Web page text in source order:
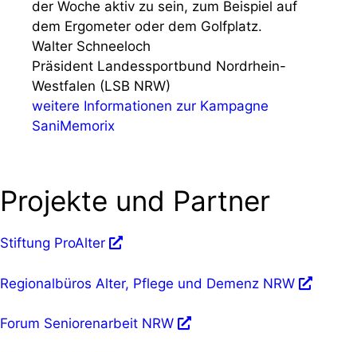
der Woche aktiv zu sein, zum Beispiel auf
dem Ergometer oder dem Golfplatz.
Walter Schneeloch
Präsident Landessportbund Nordrhein-
Westfalen (LSB NRW)
weitere Informationen zur Kampagne
SaniMemorix
Projekte und Partner
Stiftung ProAlter
Regionalbüros Alter, Pflege und Demenz NRW
Forum Seniorenarbeit NRW